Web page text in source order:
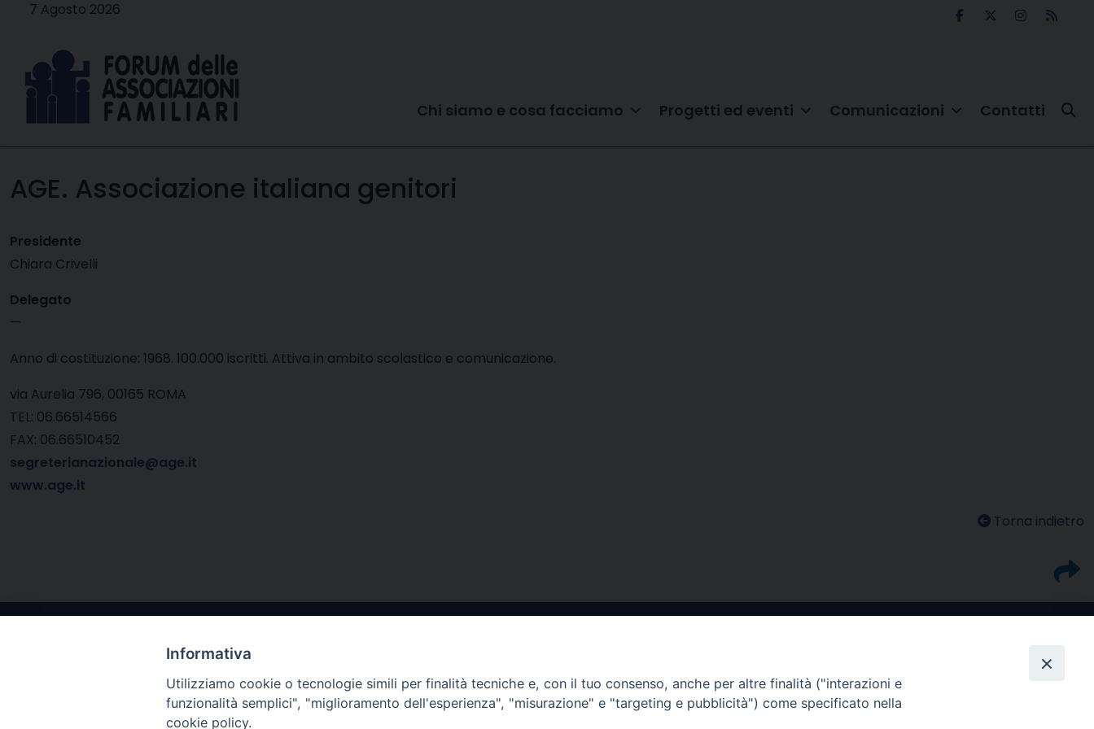
7 Agosto 2026
Chi siamo e cosa facciamo Progetti ed eventi Comunicazioni Contatti
AGE. Associazione italiana genitori
Presidente
Chiara Crivelli
Delegato
—
Anno di costituzione: 1968. 100.000 iscritti. Attiva in ambito scolastico e comunicazione.
via Aurelia 796, 00165 ROMA
TEL: 06.66514566
FAX: 06.66510452
segreterianazionale@age.it
www.age.it
Torna indietro
Informativa
Utilizziamo cookie o tecnologie simili per finalità tecniche e, con il tuo consenso, anche per altre finalità ("interazioni e
funzionalità semplici", "miglioramento dell'esperienza", "misurazione" e "targeting e pubblicità") come specificato nella
cookie policy.